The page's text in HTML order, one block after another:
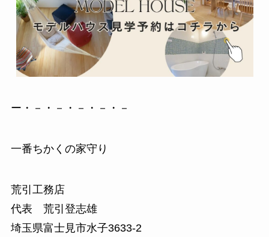
ー・－・－・－・－・－
一番ちかくの家守り
荒引工務店
代表 荒引登志雄
埼玉県富士見市水子3633-2